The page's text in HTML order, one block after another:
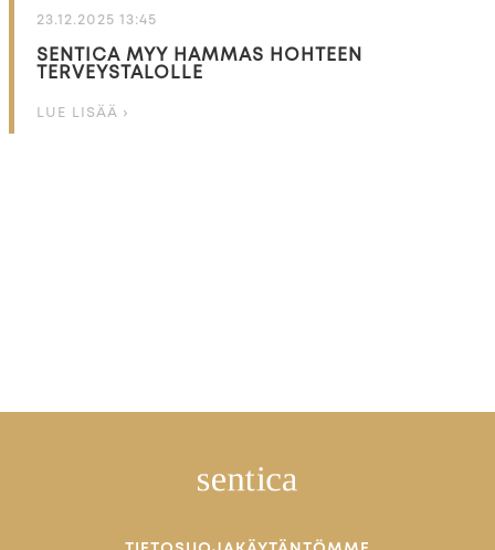
23.12.2025 13:45
SENTICA MYY HAMMAS HOHTEEN
TERVEYSTALOLLE
LUE LISÄÄ ›